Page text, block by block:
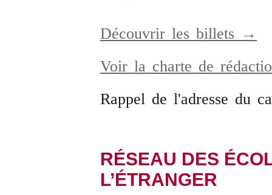
Découvrir les billets →
Voir la charte de
Rappel de l'adresse du
RÉSEAU DES
L’ÉTRANGER